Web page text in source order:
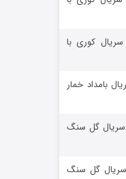
نجات جهان
منتشر شد
کوری با
بامداد خمار
سریال گل سنگ
سریال گل سنگ